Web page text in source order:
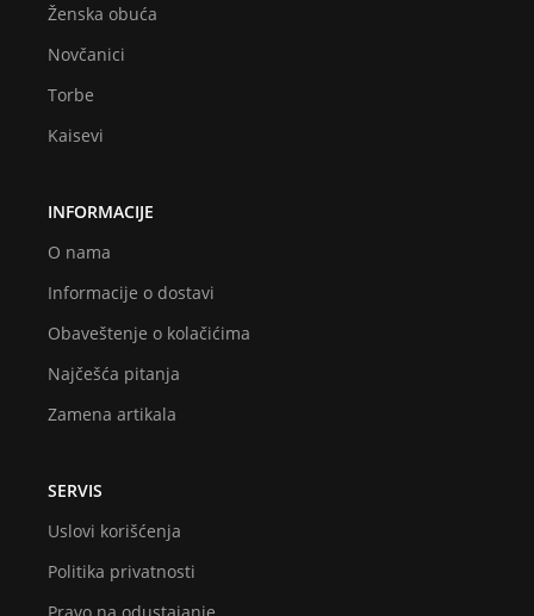
Ženska obuća
Novčanici
Torbe
Kaisevi
INFORMACIJE
O nama
Informacije o dostavi
Obaveštenje o kolačićima
Najčešća pitanja
Zamena artikala
SERVIS
Uslovi korišćenja
Politika privatnosti
Pravo na odustajanje